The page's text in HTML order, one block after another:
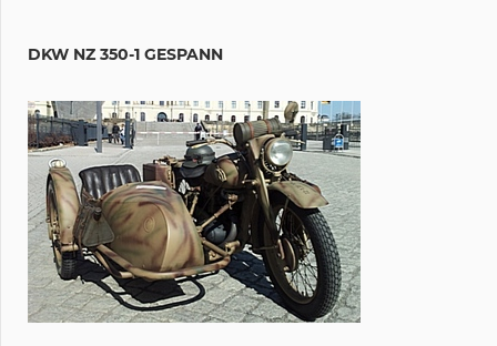
DKW NZ 350-1 GESPANN